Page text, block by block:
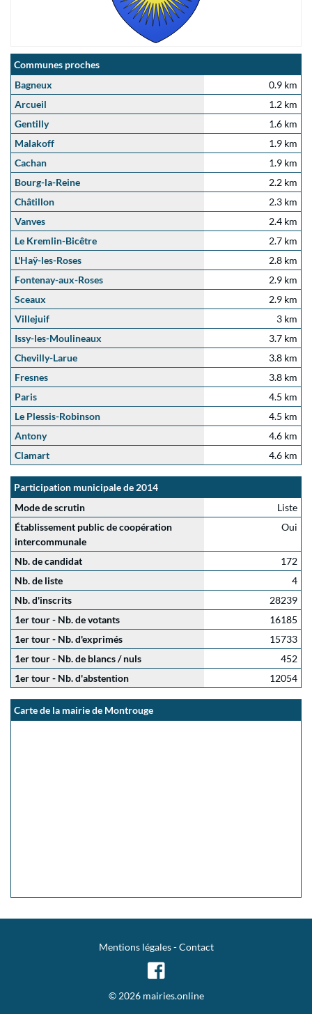
Communes proches
Bagneux
0.9 km
Arcueil
1.2 km
Gentilly
1.6 km
Malakoff
1.9 km
Cachan
1.9 km
Bourg-la-Reine
2.2 km
Châtillon
2.3 km
Vanves
2.4 km
Le Kremlin-Bicêtre
2.7 km
L'Haÿ-les-Roses
2.8 km
Fontenay-aux-Roses
2.9 km
Sceaux
2.9 km
Villejuif
3 km
Issy-les-Moulineaux
3.7 km
Chevilly-Larue
3.8 km
Fresnes
3.8 km
Paris
4.5 km
Le Plessis-Robinson
4.5 km
Antony
4.6 km
Clamart
4.6 km
Participation municipale de 2014
Mode de scrutin
Liste
Établissement public de coopération
intercommunale
Oui
Nb. de candidat
172
Nb. de liste
4
Nb. d'inscrits
28239
1er tour - Nb. de votants
16185
1er tour - Nb. d'exprimés
15733
1er tour - Nb. de blancs / nuls
452
1er tour - Nb. d'abstention
12054
Carte de la mairie de Montrouge
Mentions légales-Contact
© 2026 mairies.online